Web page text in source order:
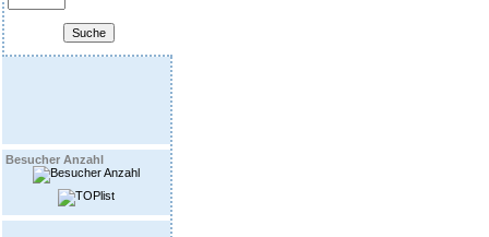
Besucher Anzahl